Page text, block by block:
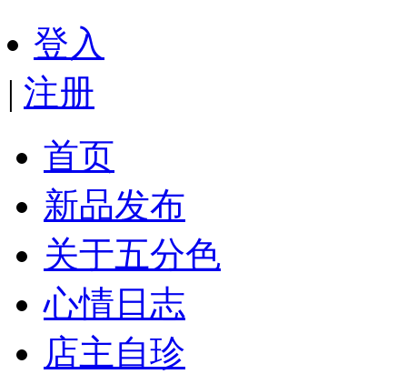
登入
| 注册
首页
新品发布
关于五分色
心情日志
店主自珍